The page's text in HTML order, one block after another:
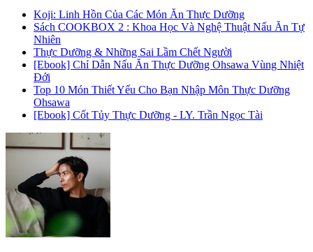
Koji: Linh Hồn Của Các Món Ăn Thực Dưỡng
Sách COOKBOX 2 : Khoa Học Và Nghệ Thuật Nấu Ăn Tự
Nhiên
Thực Dưỡng & Những Sai Lầm Chết Người
[Ebook] Chỉ Dẫn Nấu Ăn Thực Dưỡng Ohsawa Vùng Nhiệt
Đới
Top 10 Món Thiết Yếu Cho Bạn Nhập Môn Thực Dưỡng
Ohsawa
[Ebook] Cốt Tủy Thực Dưỡng - LY. Trần Ngọc Tài